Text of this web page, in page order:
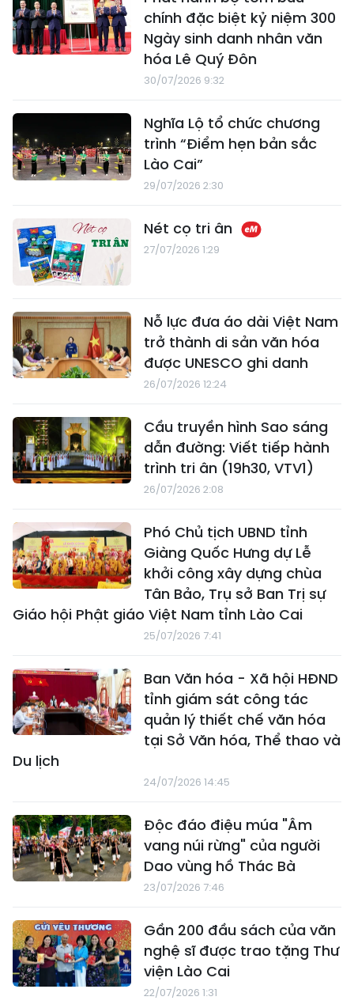
chính đặc biệt kỷ niệm 300
Ngày sinh danh nhân văn
hóa Lê Quý Đôn
30/07/2026 9:32
Nghĩa Lộ tổ chức chương
trình “Điểm hẹn bản sắc
Lào Cai”
29/07/2026 2:30
Nét cọ tri ân
27/07/2026 1:29
Nỗ lực đưa áo dài Việt Nam
trở thành di sản văn hóa
được UNESCO ghi danh
26/07/2026 12:24
Cầu truyền hình Sao sáng
dẫn đường: Viết tiếp hành
trình tri ân (19h30, VTV1)
26/07/2026 2:08
Phó Chủ tịch UBND tỉnh
Giàng Quốc Hưng dự Lễ
khởi công xây dựng chùa
Tân Bảo, Trụ sở Ban Trị sự
Giáo hội Phật giáo Việt Nam tỉnh Lào Cai
25/07/2026 7:41
Ban Văn hóa - Xã hội HĐND
tỉnh giám sát công tác
quản lý thiết chế văn hóa
tại Sở Văn hóa, Thể thao và
Du lịch
24/07/2026 14:45
Độc đáo điệu múa "Âm
vang núi rừng" của người
Dao vùng hồ Thác Bà
23/07/2026 7:46
Gần 200 đầu sách của văn
nghệ sĩ được trao tặng Thư
viện Lào Cai
22/07/2026 1:31